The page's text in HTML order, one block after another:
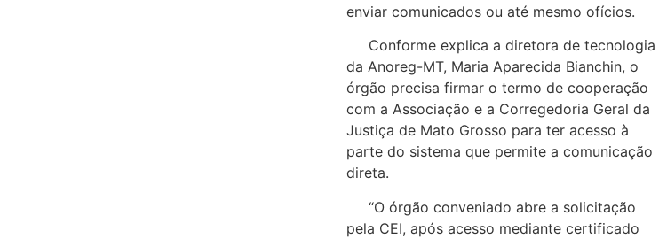
enviar comunicados ou até mesmo ofícios.
Conforme explica a diretora de tecnologia
da Anoreg-MT, Maria Aparecida Bianchin, o
órgão precisa firmar o termo de cooperação
com a Associação e a Corregedoria Geral da
Justiça de Mato Grosso para ter acesso à
parte do sistema que permite a comunicação
direta.
“O órgão conveniado abre a solicitação
pela CEI, após acesso mediante certificado